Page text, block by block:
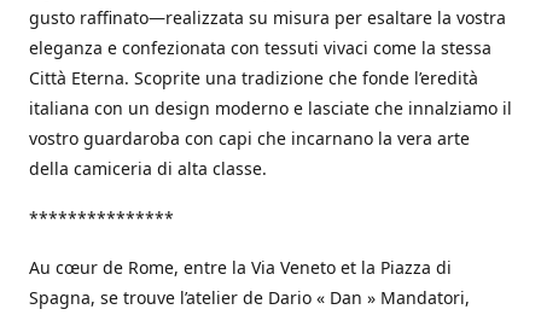
gusto raffinato—realizzata su misura per esaltare la vostra
eleganza e confezionata con tessuti vivaci come la stessa
Città Eterna. Scoprite una tradizione che fonde l’eredità
italiana con un design moderno e lasciate che innalziamo il
vostro guardaroba con capi che incarnano la vera arte
della camiceria di alta classe.
***************
Au cœur de Rome, entre la Via Veneto et la Piazza di
Spagna, se trouve l’atelier de Dario « Dan » Mandatori,